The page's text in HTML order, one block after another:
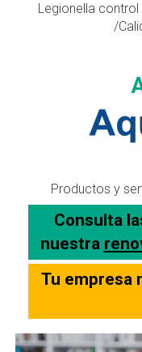
Legionella
/
Productos y
Consulta
nuestra
Tu empresa